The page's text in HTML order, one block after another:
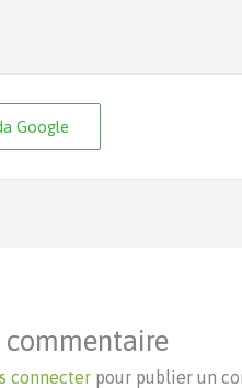
Google
commentaire
connecterpour publier un